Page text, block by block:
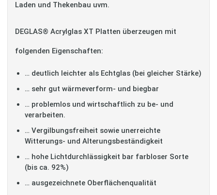
Laden und Thekenbau uvm.
DEGLAS® Acrylglas XT Platten überzeugen mit
folgenden Eigenschaften:
… deutlich leichter als Echtglas (bei gleicher Stärke)
… sehr gut wärmeverform- und biegbar
… problemlos und wirtschaftlich zu be- und
verarbeiten.
… Vergilbungsfreiheit sowie unerreichte
Witterungs- und Alterungsbeständigkeit
… hohe Lichtdurchlässigkeit bar farbloser Sorte
(bis ca. 92%)
… ausgezeichnete Oberflächenqualität